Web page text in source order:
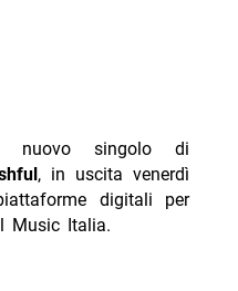
singolo di
, in uscita venerdì
digitali per
Music Italia.